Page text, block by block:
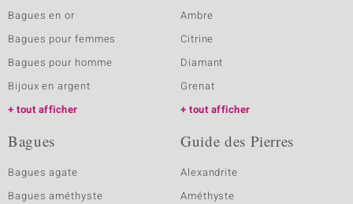
Bagues en or
Bagues pour femmes
Bagues pour homme
Bijoux en argent
tout afficher
Ambre
Citrine
Diamant
Grenat
tout afficher
Bagues
Bagues agate
Bagues améthyste
Guide des Pierres
Alexandrite
Améthyste